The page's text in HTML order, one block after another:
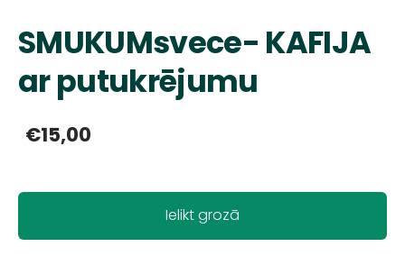
SMUKUMsvece- KAFIJA
ar putukrējumu
€15,00
Ielikt grozā